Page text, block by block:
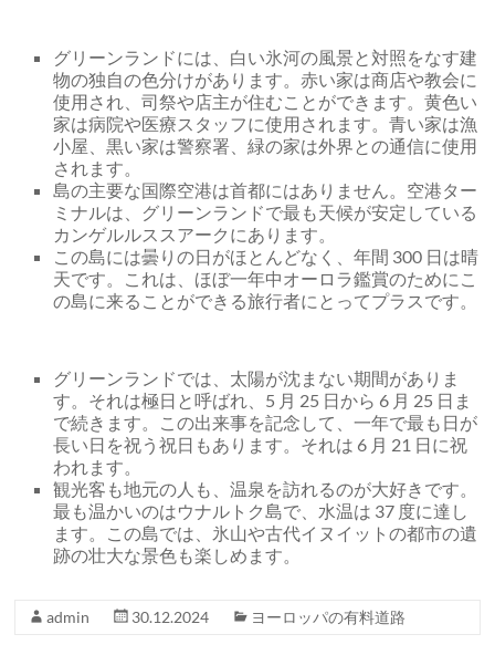
グリーンランドには、白い氷河の風景と対照をなす建
物の独自の色分けがあります。赤い家は商店や教会に
使用され、司祭や店主が住むことができます。黄色い
家は病院や医療スタッフに使用されます。青い家は漁
小屋、黒い家は警察署、緑の家は外界との通信に使用
されます。
島の主要な国際空港は首都にはありません。空港ター
ミナルは、グリーンランドで最も天候が安定している
カンゲルルススアークにあります。
この島には曇りの日がほとんどなく、年間 300 日は晴
天です。これは、ほぼ一年中オーロラ鑑賞のためにこ
の島に来ることができる旅行者にとってプラスです。
グリーンランドでは、太陽が沈まない期間がありま
す。それは極日と呼ばれ、5 月 25 日から 6 月 25 日ま
で続きます。この出来事を記念して、一年で最も日が
長い日を祝う祝日もあります。それは 6 月 21 日に祝
われます。
観光客も地元の人も、温泉を訪れるのが大好きです。
最も温かいのはウナルトク島で、水温は 37 度に達し
ます。この島では、氷山や古代イヌイットの都市の遺
跡の壮大な景色も楽しめます。
admin 30.12.2024 ヨーロッパの有料道路